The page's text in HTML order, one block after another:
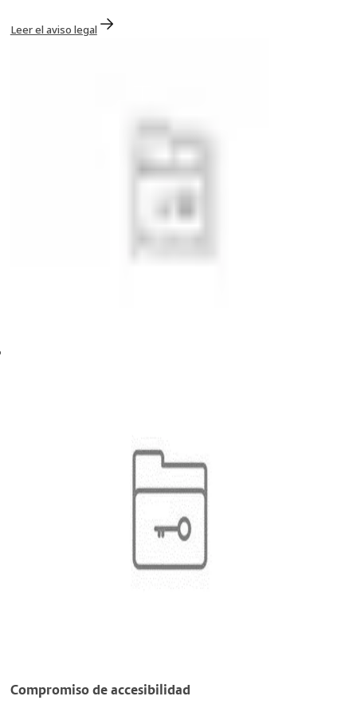
Leer el aviso legal
Compromiso de accesibilidad